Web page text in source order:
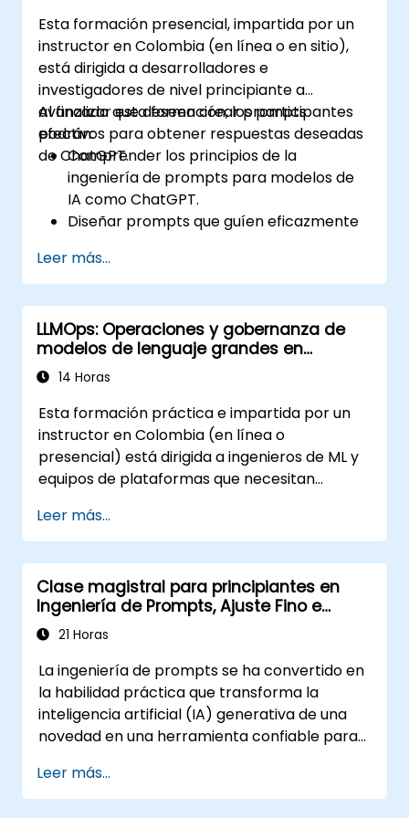
Esta formación presencial, impartida por un
instructor en Colombia (en línea o en sitio),
está dirigida a desarrolladores e
investigadores de nivel principiante a
avanzado que deseen crear prompts
efectivos para obtener respuestas deseadas
de ChatGPT.
Al finalizar esta formación, los participantes
podrán:
Comprender los principios de la
ingeniería de prompts para modelos de
IA como ChatGPT.
Diseñar prompts que guíen eficazmente
deseados.
Aplicar consideraciones éticas al
redactar prompts.
Anticiparse y adaptarse al panorama en
constante evolución de las interacciones
con IA.
Leer más...
LLMOps: Operaciones y gobernanza de
modelos de lenguaje grandes en
producción
14 Horas
Esta formación práctica e impartida por un
instructor en Colombia (en línea o
presencial) está dirigida a ingenieros de ML y
equipos de plataformas que necesitan
aplicaciones potenciadas por LLM a gran
escala.
Leer más...
Clase magistral para principiantes en
Ingeniería de Prompts, Ajuste Fino e
Inteligencia Artificial Generativa
21 Horas
La ingeniería de prompts se ha convertido en
la habilidad práctica que transforma la
inteligencia artificial (IA) generativa de una
novedad en una herramienta confiable para
Esta formación dirigida por un instructor
introduce la disciplina desde sus fundamentos
Leer más...